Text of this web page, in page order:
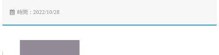
時間：2022/10/28